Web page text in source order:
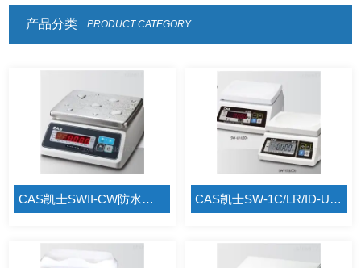
产品分类 PRODUCT CATEGORY
CAS凯士SWII-CW防水电子称 CAS凯士SW-1C/LR/ID-U防尘电子称